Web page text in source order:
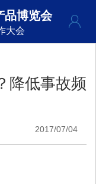
品博览会
大会
降低事故频
2017/07/04